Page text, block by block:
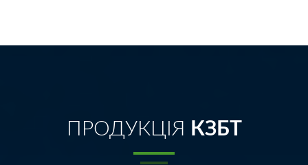
ПРОДУКЦІЯ КЗБТ